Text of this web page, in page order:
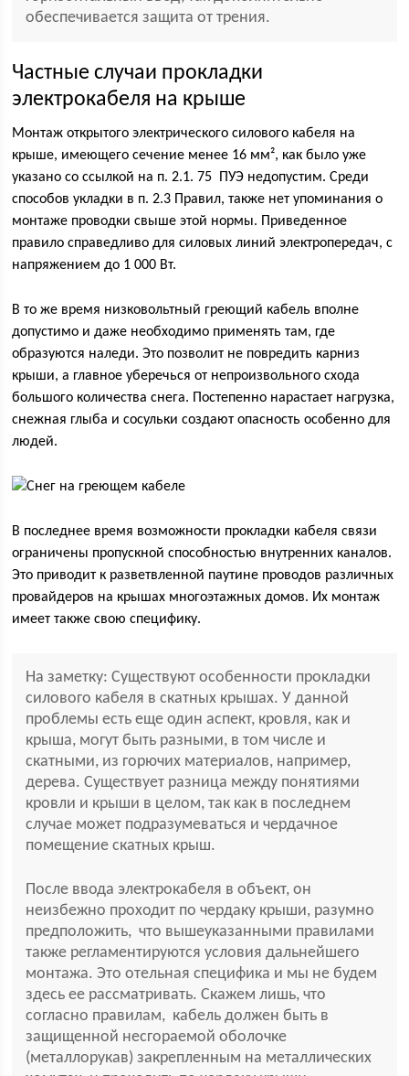
обеспечивается защита от трения.
Частные случаи прокладки
электрокабеля на крыше
Монтаж открытого электрического силового кабеля на
крыше, имеющего сечение менее 16 мм², как было уже
указано со ссылкой на п. 2.1. 75 ПУЭ недопустим. Среди
способов укладки в п. 2.3 Правил, также нет упоминания о
монтаже проводки свыше этой нормы. Приведенное
правило справедливо для силовых линий электропередач, с
напряжением до 1 000 Вт.
В то же время низковольтный греющий кабель вполне
допустимо и даже необходимо применять там, где
образуются наледи. Это позволит не повредить карниз
крыши, а главное уберечься от непроизвольного схода
большого количества снега. Постепенно нарастает нагрузка,
снежная глыба и сосульки создают опасность особенно для
людей.
В последнее время возможности прокладки кабеля связи
ограничены пропускной способностью внутренних каналов.
Это приводит к разветвленной паутине проводов различных
провайдеров на крышах многоэтажных домов. Их монтаж
имеет также свою специфику.
На заметку: Существуют особенности прокладки
силового кабеля в скатных крышах. У данной
проблемы есть еще один аспект, кровля, как и
крыша, могут быть разными, в том числе и
скатными, из горючих материалов, например,
дерева. Существует разница между понятиями
кровли и крыши в целом, так как в последнем
случае может подразумеваться и чердачное
помещение скатных крыш.
После ввода электрокабеля в объект, он
неизбежно проходит по чердаку крыши, разумно
предположить, что вышеуказанными правилами
также регламентируются условия дальнейшего
монтажа. Это отельная специфика и мы не будем
здесь ее рассматривать. Скажем лишь, что
согласно правилам, кабель должен быть в
защищенной несгораемой оболочке
(металлорукав) закрепленным на металлических